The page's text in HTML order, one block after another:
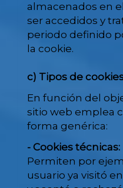
almacenados en
ser accedidos y
periodo definido
la cookie.
c) Tipos de
En función del
sitio web emplea
forma genérica:
- Cookies técnicas:
Permiten por
usuario ya visitó